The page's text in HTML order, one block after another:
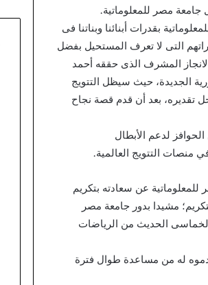
جامعة مصر للمعلوماتية.
بقدرات أبنائنا وبناتنا فى
التى لا تعرف المستحيل بفضل
الانجاز المشرف الذى حققه أحمد
الجديدة، حيث سيظل التتويج
تقديره، بعد أن قدم قصة نجاح
لدعم الأبطال
التتويج العالمية.
عن سعادته بتكريم
مشيدا بدور جامعة مصر
الحديث من الرياضات
له من مساعدة طوال فترة